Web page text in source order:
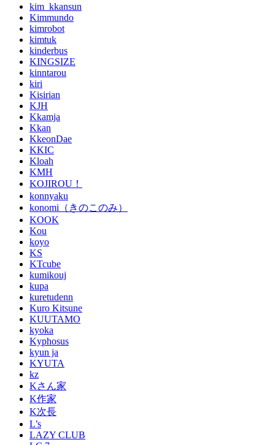
kim_kkansun
Kimmundo
kimrobot
kimtuk
kinderbus
KINGSIZE
kinntarou
kiri
Kisirian
KJH
Kkamja
Kkan
KkeonDae
KKIC
Kloah
KMH
KOJIROU！
konnyaku
konomi（きのこのみ）
KOOK
Kou
koyo
KS
KTcube
kumikouj
kupa
kuretudenn
Kuro Kitsune
KUUTAMO
kyoka
Kyphosus
kyun ja
KYUTA
kz
Kさん家
K作家
K次長
L’s
LAZY CLUB